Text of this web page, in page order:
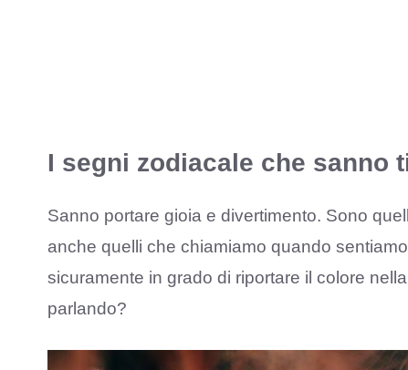
I segni zodiacale che sanno
Sanno portare gioia e divertimento. Sono
anche quelli che chiamiamo quando
sicuramente in grado di riportare il colore
parlando?